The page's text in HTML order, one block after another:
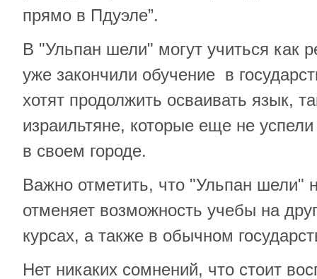
прямо в Пдуэле”.
В "Ульпан шели" могут учиться как
уже закончили обучение в
хотят продолжить осваивать язык,
израильтяне, которые еще не
в своем городе.
Важно отметить, что "Ульпан шели"
отменяет возможность учебы на
курсах, а также в обычном
Нет никаких сомнений, что стоит